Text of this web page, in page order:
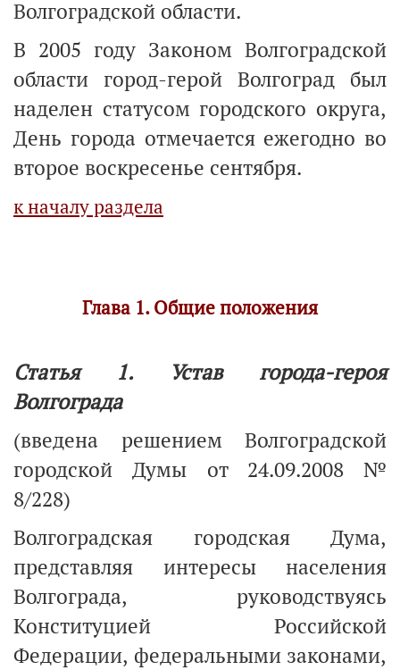
Волгоградской области.
В 2005 году Законом Волгоградской
области город-герой Волгоград был
наделен статусом городского округа,
День города отмечается ежегодно во
второе воскресенье сентября.
к началу раздела
Глава 1. Общие положения
Статья 1. Устав города-героя
Волгограда
(введена решением Волгоградской
городской Думы от 24.09.2008 №
8/228)
Волгоградская городская Дума,
представляя интересы населения
Волгограда, руководствуясь
Конституцией Российской
Федерации, федеральными законами,